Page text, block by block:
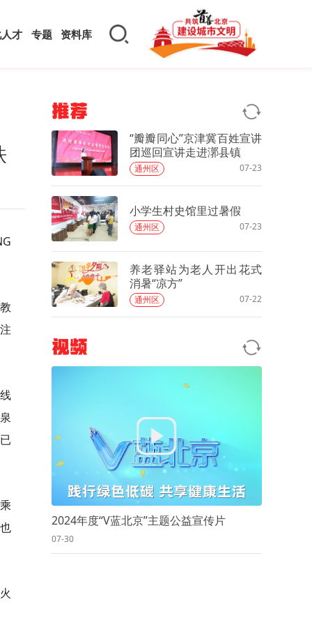
才 专题 资料库
推荐
“瓣瓣同心”京津冀百姓宣讲
团巡回宣讲走进漷县镇
通州区 07-23
小学生村史馆里过暑假
通州区 07-23
养老驿站为老人开出花式
消暑“凉方”
通州区 07-22
视频
2024年度“V蓝北京”主题公益宣传片
07-30